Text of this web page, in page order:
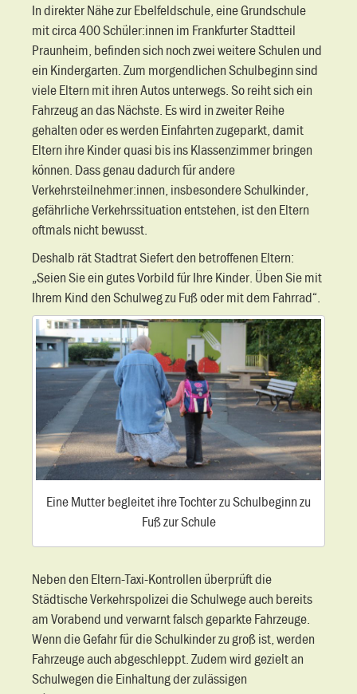
In direkter Nähe zur Ebelfeldschule, eine Grundschule
mit circa 400 Schüler:innen im Frankfurter Stadtteil
Praunheim, befinden sich noch zwei weitere Schulen und
ein Kindergarten. Zum morgendlichen Schulbeginn sind
viele Eltern mit ihren Autos unterwegs. So reiht sich ein
Fahrzeug an das Nächste. Es wird in zweiter Reihe
gehalten oder es werden Einfahrten zugeparkt, damit
Eltern ihre Kinder quasi bis ins Klassenzimmer bringen
können. Dass genau dadurch für andere
Verkehrsteilnehmer:innen, insbesondere Schulkinder,
gefährliche Verkehrssituation entstehen, ist den Eltern
oftmals nicht bewusst.
Deshalb rät Stadtrat Siefert den betroffenen Eltern:
„Seien Sie ein gutes Vorbild für Ihre Kinder. Üben Sie mit
Ihrem Kind den Schulweg zu Fuß oder mit dem Fahrrad“.
Eine Mutter begleitet ihre Tochter zu Schulbeginn zu
Fuß zur Schule
Neben den Eltern-Taxi-Kontrollen überprüft die
Städtische Verkehrspolizei die Schulwege auch bereits
am Vorabend und verwarnt falsch geparkte Fahrzeuge.
Wenn die Gefahr für die Schulkinder zu groß ist, werden
Fahrzeuge auch abgeschleppt. Zudem wird gezielt an
Schulwegen die Einhaltung der zulässigen